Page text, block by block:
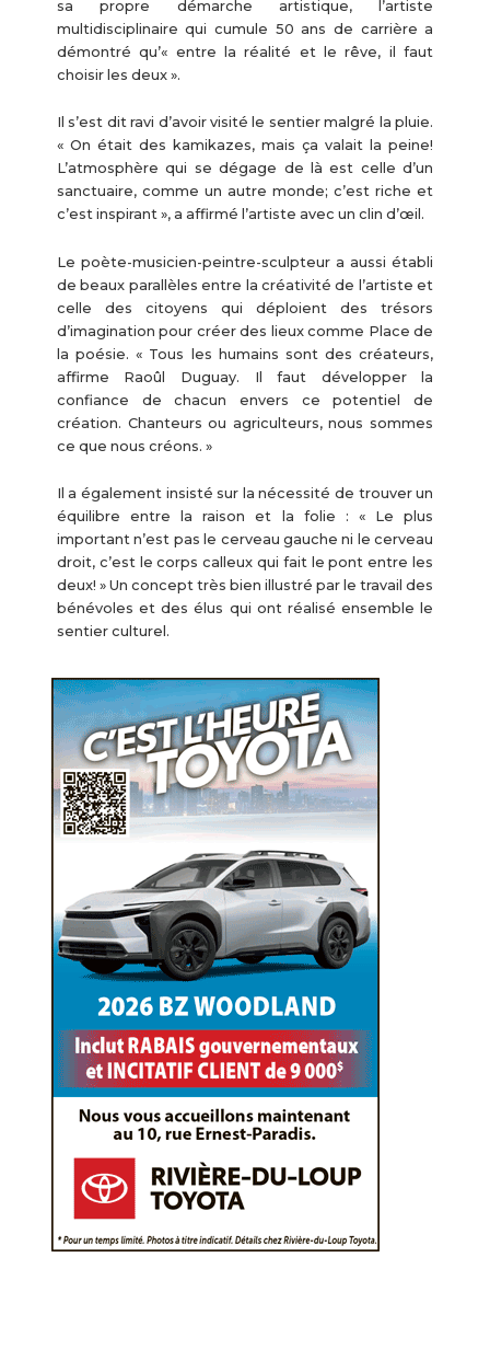
sa propre démarche artistique, l’artiste
multidisciplinaire qui cumule 50 ans de carrière a
démontré qu’« entre la réalité et le rêve, il faut
choisir les deux ».
Il s’est dit ravi d’avoir visité le sentier malgré la pluie.
« On était des kamikazes, mais ça valait la peine!
L’atmosphère qui se dégage de là est celle d’un
sanctuaire, comme un autre monde; c’est riche et
c’est inspirant », a affirmé l’artiste avec un clin d’œil.
Le poète-musicien-peintre-sculpteur a aussi établi
de beaux parallèles entre la créativité de l’artiste et
celle des citoyens qui déploient des trésors
d’imagination pour créer des lieux comme Place de
la poésie. « Tous les humains sont des créateurs,
affirme Raoûl Duguay. Il faut développer la
confiance de chacun envers ce potentiel de
création. Chanteurs ou agriculteurs, nous sommes
ce que nous créons. »
Il a également insisté sur la nécessité de trouver un
équilibre entre la raison et la folie : « Le plus
important n’est pas le cerveau gauche ni le cerveau
droit, c’est le corps calleux qui fait le pont entre les
deux! » Un concept très bien illustré par le travail des
bénévoles et des élus qui ont réalisé ensemble le
sentier culturel.